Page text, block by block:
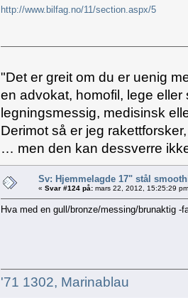
http://www.bilfag.no/11/section.aspx/5
"Det er greit om du er uenig
en advokat, homofil, lege
legningsmessig, medisinsk
Derimot så er jeg
… men den kan dessverre
Sv: Hjemmelagde 17" stål
« Svar #124 på: mars 22, 2012, 15:25:29
Hva med en gull/bronze/messing/brunaktig
'71 1302, Marinablau